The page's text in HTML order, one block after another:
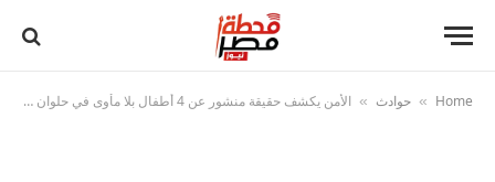
Home
» حوادث » الأمن يكشف حقيقة منشور عن 4 أطفال بلا مأوى في حلوان ويوفر لهم الرعاية